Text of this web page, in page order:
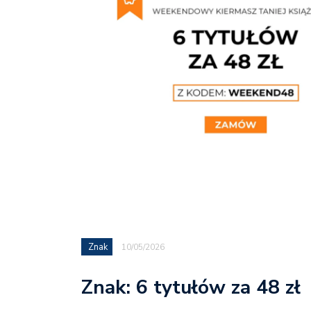
Znak 10/05/2026
Znak: 6 tytułów za 48 zł